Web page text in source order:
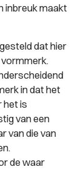
inbreuk maakt
dat hier
in dat het
het is
van een
van die van
de waar